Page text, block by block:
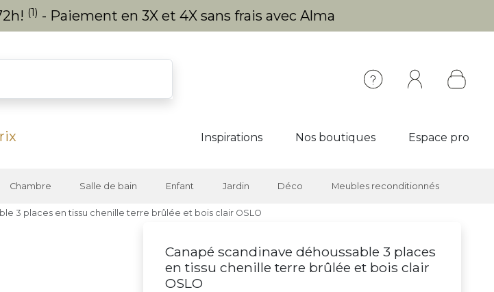
(1) - Paiement en 3X et 4X sans frais avec Alma
Inspirations Nos boutiques Espace pro
Chambre Salle de bain Enfant Jardin Déco Meubles reconditionnés
3 places en tissu chenille terre brûlée et bois clair OSLO
Canapé scandinave déhoussable 3 places
en tissu chenille terre brûlée et bois clair
OSLO